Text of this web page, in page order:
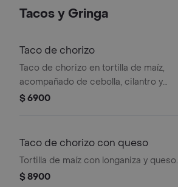
Tacos y Gringa
Taco de chorizo
Taco de chorizo en tortilla de maíz,
acompañado de cebolla, cilantro y
limón.
$ 6900
Taco de chorizo con queso
Tortilla de maíz con longaniza y queso.
$ 8900